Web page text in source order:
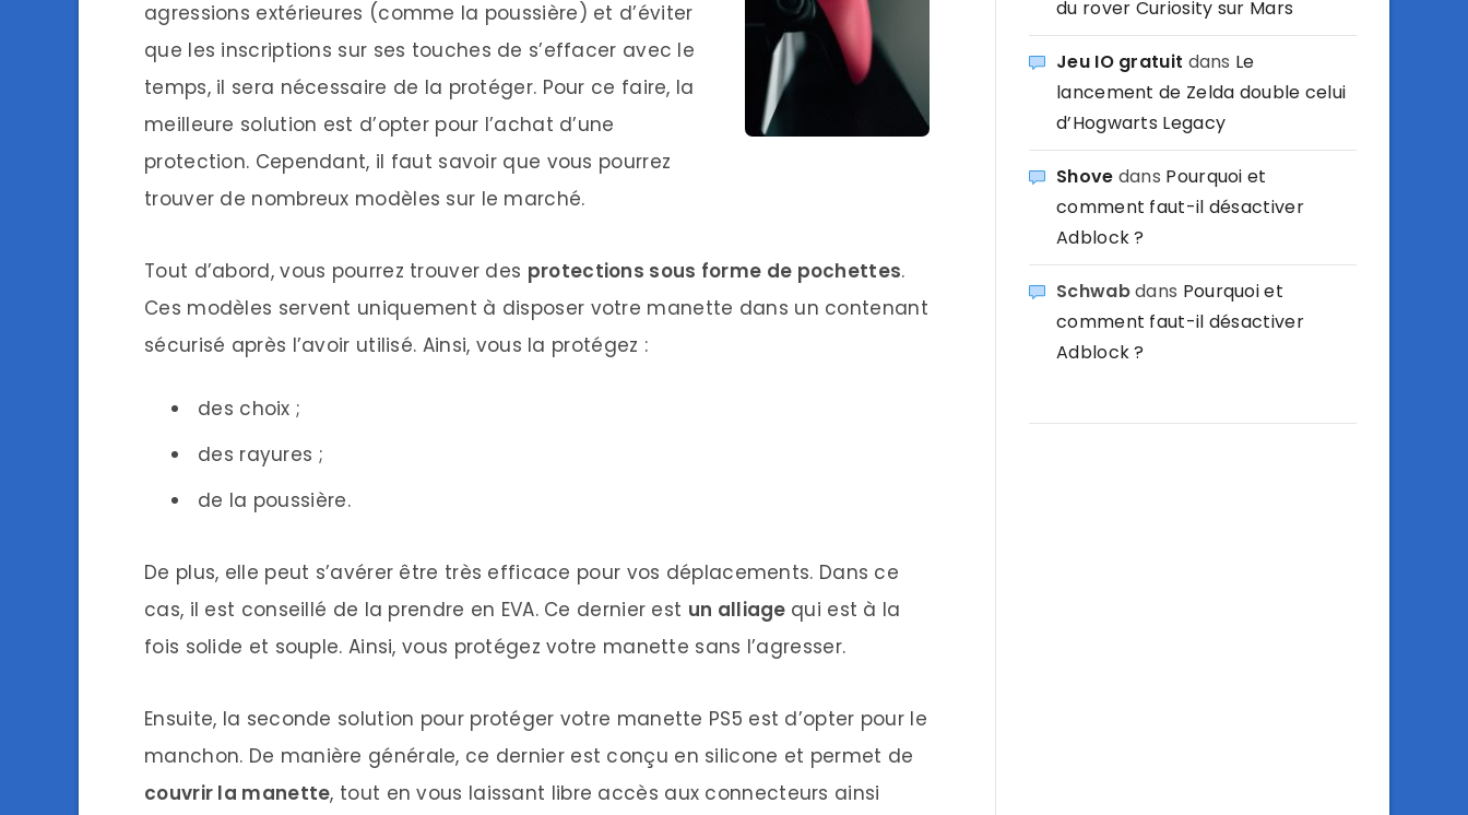
agressions extérieures (comme la poussière) et d’éviter
que les inscriptions sur ses touches de s’effacer avec le
temps, il sera nécessaire de la protéger. Pour ce faire, la
meilleure solution est d’opter pour l’achat d’une
protection. Cependant, il faut savoir que vous pourrez
trouver de nombreux modèles sur le marché.
Tout d’abord, vous pourrez trouver des protections sous forme de pochettes.
Ces modèles servent uniquement à disposer votre manette dans un contenant
sécurisé après l’avoir utilisé. Ainsi, vous la protégez :
des choix ;
des rayures ;
de la poussière.
De plus, elle peut s’avérer être très efficace pour vos déplacements. Dans ce
cas, il est conseillé de la prendre en EVA. Ce dernier est un alliage qui est à la
fois solide et souple. Ainsi, vous protégez votre manette sans l’agresser.
Ensuite, la seconde solution pour protéger votre manette PS5 est d’opter pour le
manchon. De manière générale, ce dernier est conçu en silicone et permet de
couvrir la manette, tout en vous laissant libre accès aux connecteurs ainsi
du rover Curiosity sur Mars
Jeu IO gratuit dans Le
lancement de Zelda double celui
d’Hogwarts Legacy
Shove dans Pourquoi et
comment faut-il désactiver
Adblock ?
Schwabdans Pourquoi et
comment faut-il désactiver
Adblock ?